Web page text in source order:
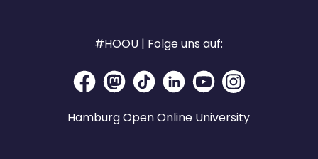
#HOOU | Folge uns auf:
Hamburg Open Online University